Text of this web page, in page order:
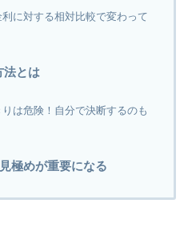
に対する相対比較で変わって
法とは
は危険！自分で決断するのも
極めが重要になる